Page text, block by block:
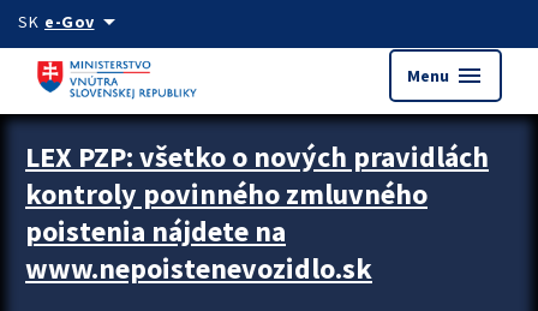
Preskocit na hlavný obsah
SK e-Govarrow_drop_down
Menu menu
Zastavit automatický posun upútavok
LEX PZP: všetko o nových pravidlách
kontroly povinného zmluvného
poistenia nájdete na
www.nepoistenevozidlo.sk